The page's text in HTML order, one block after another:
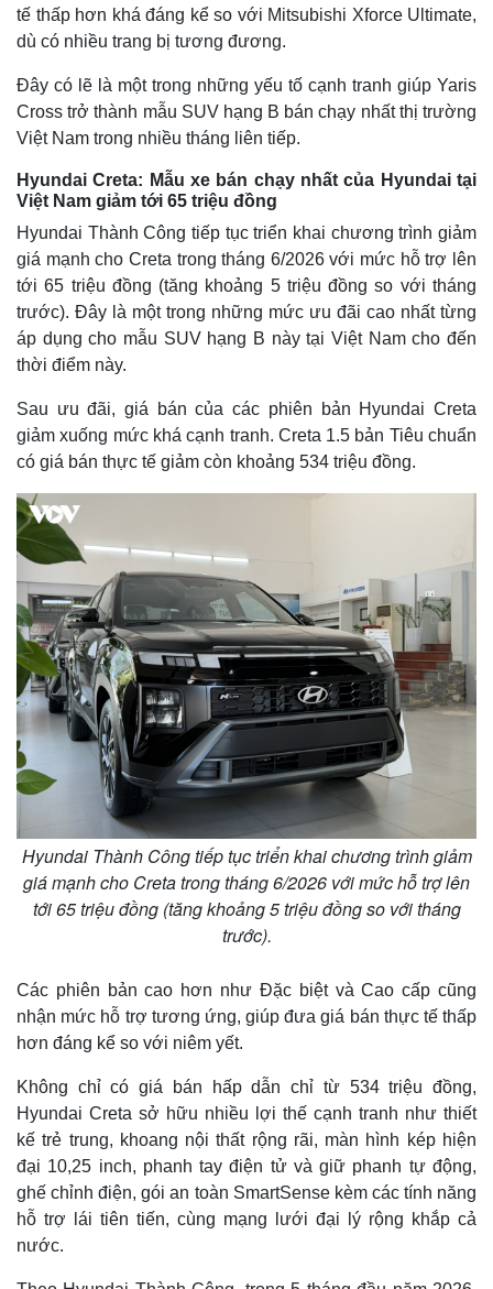
tế thấp hơn khá đáng kể so với Mitsubishi Xforce Ultimate,
dù có nhiều trang bị tương đương.
Đây có lẽ là một trong những yếu tố cạnh tranh giúp Yaris
Cross trở thành mẫu SUV hạng B bán chạy nhất thị trường
Việt Nam trong nhiều tháng liên tiếp.
Hyundai Creta: Mẫu xe bán chạy nhất của Hyundai tại
Việt Nam giảm tới 65 triệu đồng
Hyundai Thành Công tiếp tục triển khai chương trình giảm
giá mạnh cho Creta trong tháng 6/2026 với mức hỗ trợ lên
tới 65 triệu đồng (tăng khoảng 5 triệu đồng so với tháng
trước). Đây là một trong những mức ưu đãi cao nhất từng
áp dụng cho mẫu SUV hạng B này tại Việt Nam cho đến
thời điểm này.
Sau ưu đãi, giá bán của các phiên bản Hyundai Creta
giảm xuống mức khá cạnh tranh. Creta 1.5 bản Tiêu chuẩn
có giá bán thực tế giảm còn khoảng 534 triệu đồng.
Hyundai Thành Công tiếp tục triển khai chương trình giảm
giá mạnh cho Creta trong tháng 6/2026 với mức hỗ trợ lên
tới 65 triệu đồng (tăng khoảng 5 triệu đồng so với tháng
trước).
Các phiên bản cao hơn như Đặc biệt và Cao cấp cũng
nhận mức hỗ trợ tương ứng, giúp đưa giá bán thực tế thấp
hơn đáng kể so với niêm yết.
Không chỉ có giá bán hấp dẫn chỉ từ 534 triệu đồng,
Hyundai Creta sở hữu nhiều lợi thế cạnh tranh như thiết
kế trẻ trung, khoang nội thất rộng rãi, màn hình kép hiện
đại 10,25 inch, phanh tay điện tử và giữ phanh tự động,
ghế chỉnh điện, gói an toàn SmartSense kèm các tính năng
hỗ trợ lái tiên tiến, cùng mạng lưới đại lý rộng khắp cả
nước.